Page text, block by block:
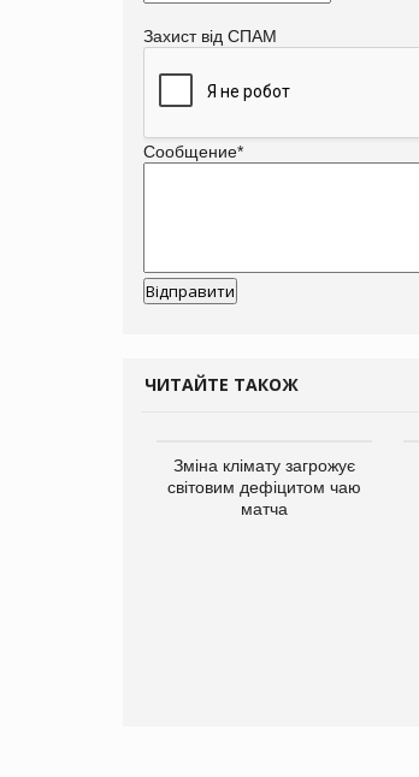
Захист від СПАМ
Сообщение*
ЧИТАЙТЕ ТАКОЖ
Зміна клімату загрожує
світовим дефіцитом чаю
матча